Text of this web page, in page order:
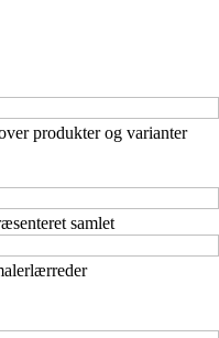
produkter og varianter
samlet